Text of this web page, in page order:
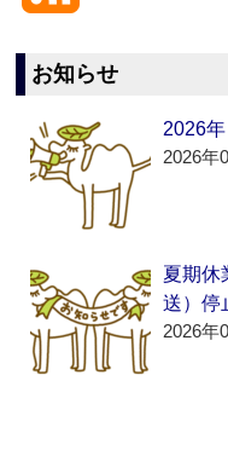
お知らせ
2026
2026年
夏期休
送）停
2026年